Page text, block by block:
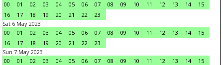
00
01 02 03 04 05 06 07 08 09 10 11 12 13 14
15
16
17 18 19 20 21 22
23
Sat 6 May 2023
00
01 02 03 04 05 06 07 08 09 10 11 12 13 14
15
16
17 18 19 20 21 22
23
Sun 7 May 2023
00
01 02 03 04 05 06 07 08 09 10 11 12 13 14
15